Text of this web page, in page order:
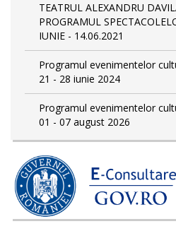
TEATRUL ALEXANDRU
PROGRAMUL
IUNIE - 14.06.2021
Programul evenimentelor
21 - 28 iunie 2024
Programul evenimentelor
01 - 07 august 2026